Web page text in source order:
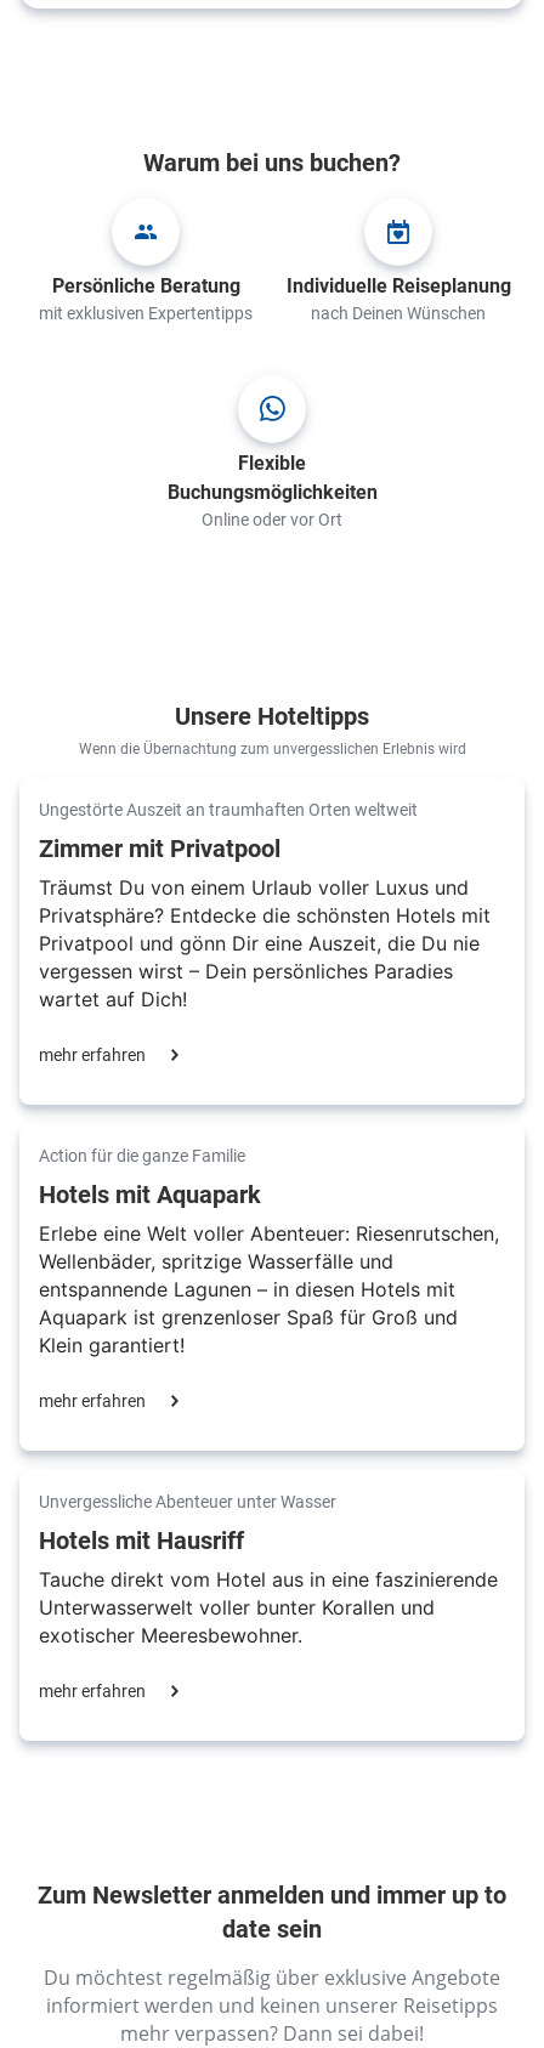
Warum bei uns buchen?
Persönliche Beratung
mit exklusiven Expertentipps
Individuelle Reiseplanung
nach Deinen Wünschen
Flexible
Buchungsmöglichkeiten
Online oder vor Ort
Unsere Hoteltipps
Wenn die Übernachtung zum unvergesslichen Erlebnis wird
Ungestörte Auszeit an traumhaften Orten weltweit
Zimmer mit Privatpool
Träumst Du von einem Urlaub voller Luxus und
Privatsphäre? Entdecke die schönsten Hotels mit
Privatpool und gönn Dir eine Auszeit, die Du nie
vergessen wirst – Dein persönliches Paradies
wartet auf Dich!
mehr erfahren
Action für die ganze Familie
Hotels mit Aquapark
Erlebe eine Welt voller Abenteuer: Riesenrutschen,
Wellenbäder, spritzige Wasserfälle und
entspannende Lagunen – in diesen Hotels mit
Aquapark ist grenzenloser Spaß für Groß und
Klein garantiert!
mehr erfahren
Unvergessliche Abenteuer unter Wasser
Hotels mit Hausriff
Tauche direkt vom Hotel aus in eine faszinierende
Unterwasserwelt voller bunter Korallen und
exotischer Meeresbewohner.
mehr erfahren
Zum Newsletter anmelden und immer up to
date sein
Du möchtest regelmäßig über exklusive Angebote
informiert werden und keinen unserer Reisetipps
mehr verpassen? Dann sei dabei!